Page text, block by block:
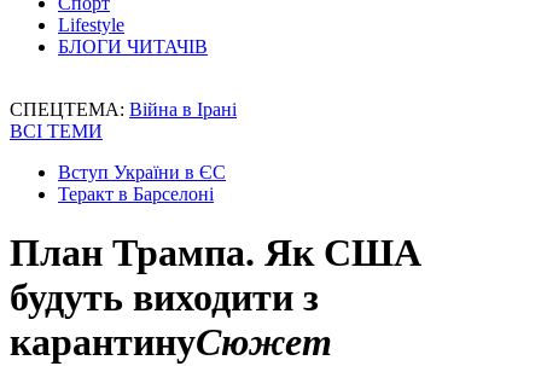
Lifestyle
БЛОГИ ЧИТАЧІВ
СПЕЦТЕМА: Війна в Ірані
ВСІ ТЕМИ
Вступ України в ЄС
Теракт в Барселоні
План Трампа. Як США
будуть виходити з
карантинуСюжет